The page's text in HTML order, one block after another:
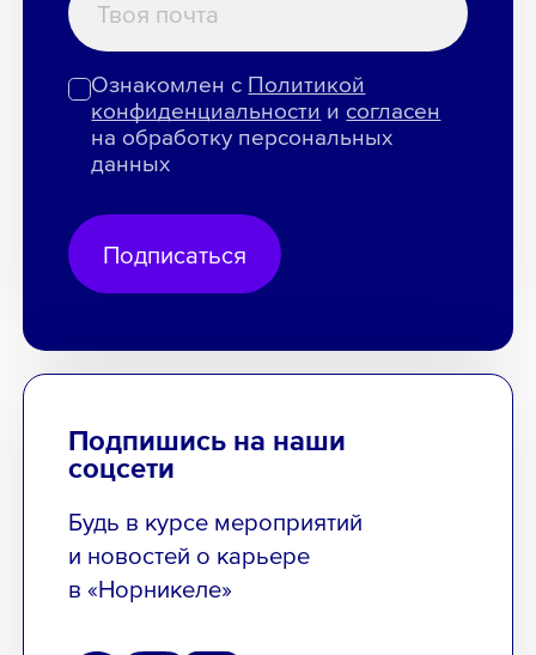
Ознакомлен с Политикой
конфиденциальности и согласен
на обработку персональных
данных
Подписаться
Подпишись на наши
соцсети
Будь в курсе мероприятий
и новостей о карьере
в «Норникеле»